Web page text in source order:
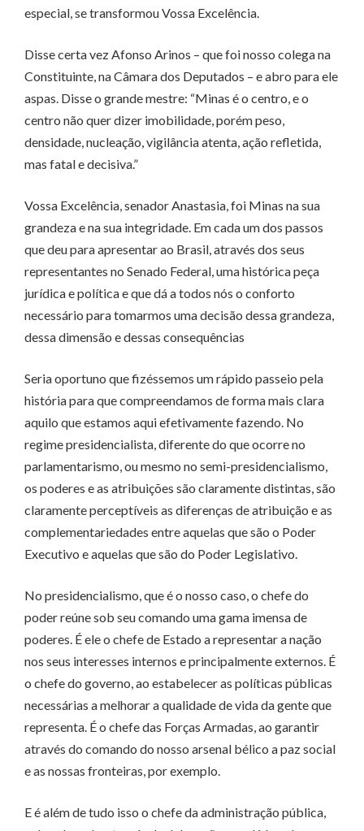
especial, se transformou Vossa Excelência.
Disse certa vez Afonso Arinos – que foi nosso colega na
Constituinte, na Câmara dos Deputados – e abro para ele
aspas. Disse o grande mestre: “Minas é o centro, e o
centro não quer dizer imobilidade, porém peso,
densidade, nucleação, vigilância atenta, ação refletida,
mas fatal e decisiva.”
Vossa Excelência, senador Anastasia, foi Minas na sua
grandeza e na sua integridade. Em cada um dos passos
que deu para apresentar ao Brasil, através dos seus
representantes no Senado Federal, uma histórica peça
jurídica e política e que dá a todos nós o conforto
necessário para tomarmos uma decisão dessa grandeza,
dessa dimensão e dessas consequências
Seria oportuno que fizéssemos um rápido passeio pela
história para que compreendamos de forma mais clara
aquilo que estamos aqui efetivamente fazendo. No
regime presidencialista, diferente do que ocorre no
parlamentarismo, ou mesmo no semi-presidencialismo,
os poderes e as atribuições são claramente distintas, são
claramente perceptíveis as diferenças de atribuição e as
complementariedades entre aquelas que são o Poder
Executivo e aquelas que são do Poder Legislativo.
No presidencialismo, que é o nosso caso, o chefe do
poder reúne sob seu comando uma gama imensa de
poderes. É ele o chefe de Estado a representar a nação
nos seus interesses internos e principalmente externos. É
o chefe do governo, ao estabelecer as políticas públicas
necessárias a melhorar a qualidade de vida da gente que
representa. É o chefe das Forças Armadas, ao garantir
através do comando do nosso arsenal bélico a paz social
e as nossas fronteiras, por exemplo.
E é além de tudo isso o chefe da administração pública,